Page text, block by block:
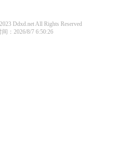
Ddxd.net All Rights Reserved
：2026/8/7 6:50:26